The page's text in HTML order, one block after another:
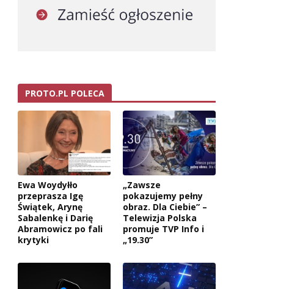
PROTO.PL POLECA
Ewa Woydyłło
przeprasza Igę
Świątek, Arynę
Sabalenkę i Darię
Abramowicz po fali
krytyki
„Zawsze
pokazujemy pełny
obraz. Dla Ciebie” –
Telewizja Polska
promuje TVP Info i
„19.30”